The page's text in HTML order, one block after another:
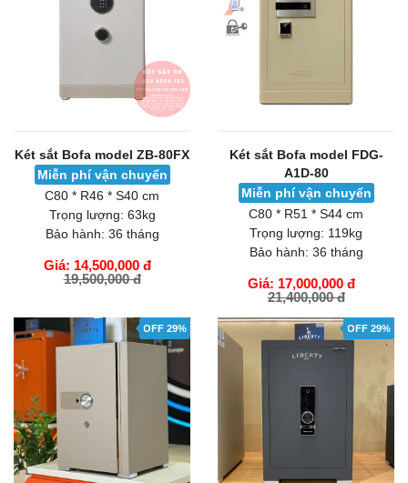
Két sắt Bofa model ZB-80FX
Miễn phí vận chuyển
C80 * R46 * S40 cm
Trọng lượng: 63kg
Bảo hành: 36 tháng
Giá: 14,500,000 đ
19,500,000 đ
Két sắt Bofa model FDG-
A1D-80
Miễn phí vận chuyển
C80 * R51 * S44 cm
Trọng lượng: 119kg
Bảo hành: 36 tháng
Giá: 17,000,000 đ
21,400,000 đ
GIỎ HÀNG
OFF 29% OFF 29%